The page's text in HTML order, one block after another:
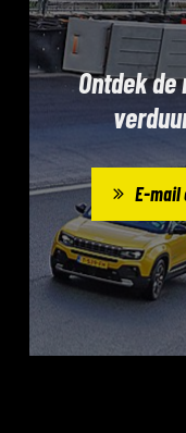
Ontdek
E-mail